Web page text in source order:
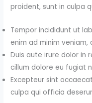
proident, sunt in culpa
Tempor incididunt ut
enim ad minim
Duis aute irure dolor in
cillum dolore eu fugiat
Excepteur sint
culpa qui officia